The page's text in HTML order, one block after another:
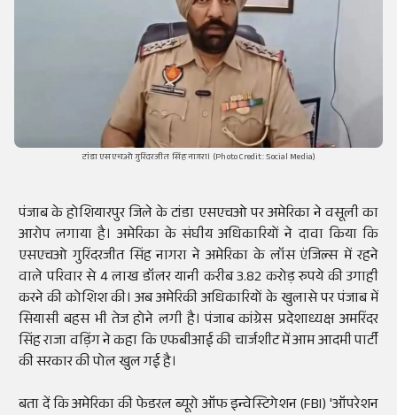
टांडा एसएचओ गुरिंदरजीत सिंह नागरा। (Photo Credit: Social Media)
पंजाब के होशियारपुर जिले के टांडा एसएचओ पर अमेरिका ने वसूली का
आरोप लगाया है। अमेरिका के संघीय अधिकारियों ने दावा किया कि
एसएचओ गुरिंदरजीत सिंह नागरा ने अमेरिका के लॉस एंजिल्स में रहने
वाले परिवार से 4 लाख डॉलर यानी करीब 3.82 करोड़ रुपये की उगाही
करने की कोशिश की। अब अमेरिकी अधिकारियों के खुलासे पर पंजाब में
सियासी बहस भी तेज होने लगी है। पंजाब कांग्रेस प्रदेशाध्यक्ष अमरिंदर
सिंह राजा वड़िंग ने कहा कि एफबीआई की चार्जशीट में आम आदमी पार्टी
की सरकार की पोल खुल गई है।
बता दें कि अमेरिका की फेडरल ब्यूरो ऑफ इन्वेस्टिगेशन (FBI) 'ऑपरेशन